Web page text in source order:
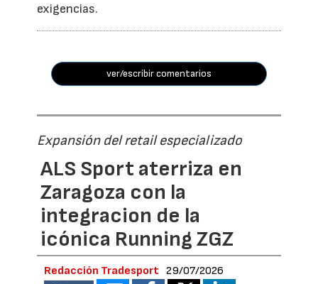
exigencias.
ver/escribir comentarios
Expansión del retail especializado
ALS Sport aterriza en
Zaragoza con la
integracion de la
icónica Running ZGZ
Redacción Tradesport 29/07/2026